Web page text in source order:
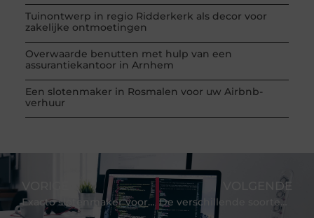
Tuinontwerp in regio Ridderkerk als decor voor
zakelijke ontmoetingen
Overwaarde benutten met hulp van een
assurantiekantoor in Arnhem
Een slotenmaker in Rosmalen voor uw Airbnb-
verhuur
Exacto slotenmaker voor al je sloten en deuren!
VOLGENDE
De verschillende soorten afvalcontainers voor bedrijfsafval